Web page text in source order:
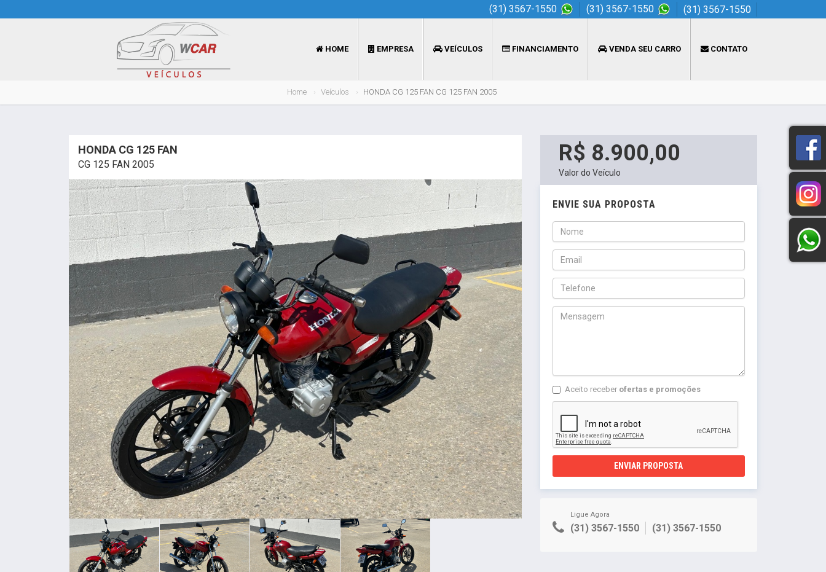
(31) 3567-1550 (31) 3567-1550 (31) 3567-1550
HOME EMPRESA VEÍCULOS FINANCIAMENTO VENDA SEU CARRO CONTATO
Home Veículos HONDA CG 125 FAN CG 125 FAN 2005
HONDA CG 125 FAN
CG 125 FAN 2005 R$ 8.900,00
Valor do Veículo
ENVIE SUA PROPOSTA
Aceito receber ofertas e promoções
ENVIAR PROPOSTA
Ligue Agora
(31) 3567-1550 (31) 3567-1550